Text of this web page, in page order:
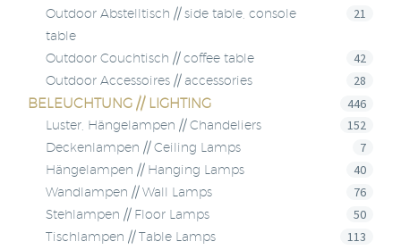
Outdoor Abstelltisch // side table, console
table
21
Outdoor Couchtisch // coffee table 42
Outdoor Accessoires // accessories 28
BELEUCHTUNG // LIGHTING 446
Luster, Hängelampen // Chandeliers 152
Deckenlampen // Ceiling Lamps 7
Hängelampen // Hanging Lamps 40
Wandlampen // Wall Lamps 76
Stehlampen // Floor Lamps 50
Tischlampen // Table Lamps 113